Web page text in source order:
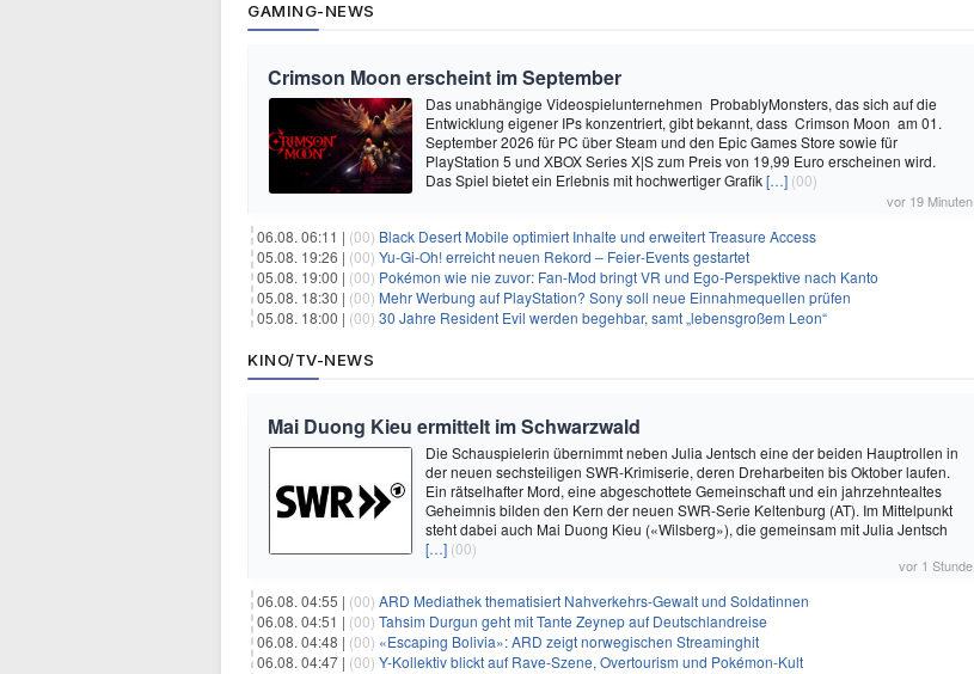
GAMING-NEWS
Crimson Moon erscheint im September
Das unabhängige Videospielunternehmen ProbablyMonsters, das sich auf die
Entwicklung eigener IPs konzentriert, gibt bekannt, dass Crimson Moon am 01.
September 2026 für PC über Steam und den Epic Games Store sowie für
PlayStation 5 und XBOX Series X|S zum Preis von 19,99 Euro erscheinen wird.
Das Spiel bietet ein Erlebnis mit hochwertiger Grafik[…] (00)
vor 19 Minuten
06.08. 06:11 | (00) Black Desert Mobile optimiert Inhalte und erweitert Treasure Access
05.08. 19:26 | (00) Yu‑Gi‑Oh! erreicht neuen Rekord – Feier‑Events gestartet
05.08. 19:00 | (00) Pokémon wie nie zuvor: Fan-Mod bringt VR und Ego-Perspektive nach Kanto
05.08. 18:30 | (00) Mehr Werbung auf PlayStation? Sony soll neue Einnahmequellen prüfen
05.08. 18:00 | (00) 30 Jahre Resident Evil werden begehbar, samt „lebensgroßem Leon“
KINO/TV-NEWS
Mai Duong Kieu ermittelt im Schwarzwald
Die Schauspielerin übernimmt neben Julia Jentsch eine der beiden Hauptrollen in
der neuen sechsteiligen SWR-Krimiserie, deren Dreharbeiten bis Oktober laufen.
Ein rätselhafter Mord, eine abgeschottete Gemeinschaft und ein jahrzehntealtes
Geheimnis bilden den Kern der neuen SWR-Serie Keltenburg (AT). Im Mittelpunkt
steht dabei auch Mai Duong Kieu («Wilsberg»), die gemeinsam mit Julia Jentsch
[…] (00)
vor 1 Stunde
06.08. 04:55 | (00) ARD Mediathek thematisiert Nahverkehrs-Gewalt und Soldatinnen
06.08. 04:51 | (00) Tahsim Durgun geht mit Tante Zeynep auf Deutschlandreise
06.08. 04:48 | (00) «Escaping Bolivia»: ARD zeigt norwegischen Streaminghit
06.08. 04:47 | (00) Y-Kollektiv blickt auf Rave-Szene, Overtourism und Pokémon-Kult